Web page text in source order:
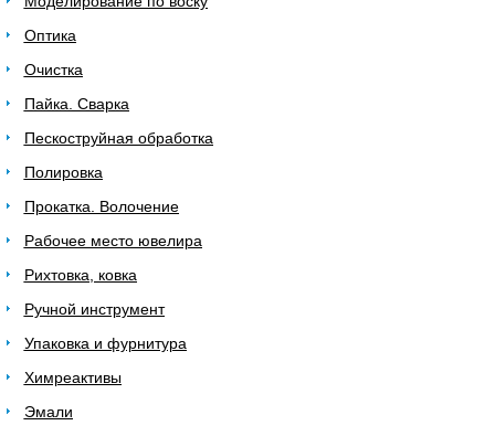
Оптика
Очистка
Пайка. Сварка
Пескоструйная обработка
Полировка
Прокатка. Волочение
Рабочее место ювелира
Рихтовка, ковка
Ручной инструмент
Упаковка и фурнитура
Химреактивы
Эмали